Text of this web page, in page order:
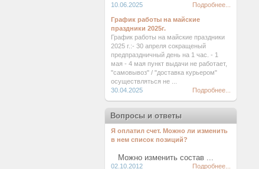
10.06.2025
Подробнее...
График работы на майские
праздники 2025г.
График работы на майские праздники
2025 г.:- 30 апреля сокращеный
предпраздничный день на 1 час. - 1
мая - 4 мая пункт выдачи не работает,
"самовывоз" / "доставка курьером"
осуществляться не ...
30.04.2025
Подробнее...
Вопросы и ответы
Я оплатил счет. Можно ли изменить
в нем список позиций?
Можно изменить состав ...
02.10.2012 Подробнее...